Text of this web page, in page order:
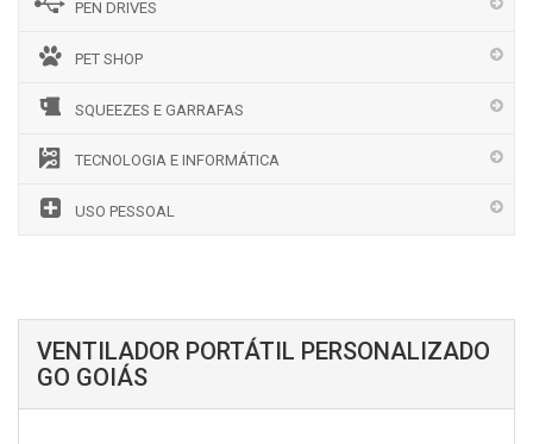
PEN DRIVES
PET SHOP
SQUEEZES E GARRAFAS
TECNOLOGIA E INFORMÁTICA
USO PESSOAL
VENTILADOR PORTÁTIL PERSONALIZADO
GO GOIÁS